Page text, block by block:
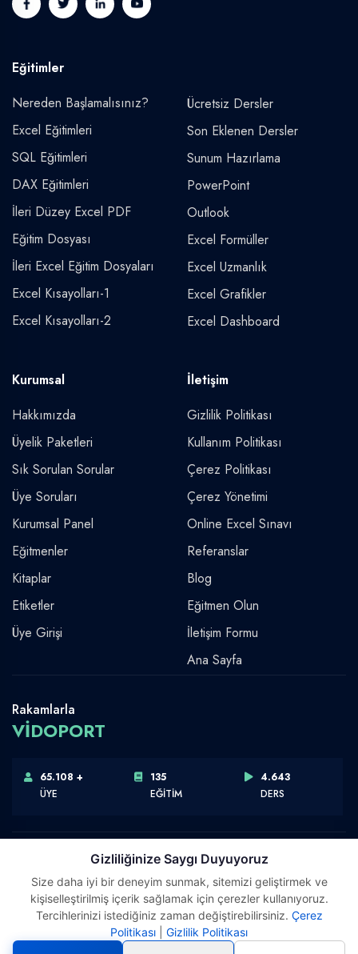
Eğitimler
Nereden Başlamalısınız?
Excel Eğitimleri
SQL Eğitimleri
DAX Eğitimleri
İleri Düzey Excel PDF
Eğitim Dosyası
İleri Excel Eğitim Dosyaları
Excel Kısayolları-1
Excel Kısayolları-2
Ücretsiz Dersler
Son Eklenen Dersler
Sunum Hazırlama
PowerPoint
Outlook
Excel Formüller
Excel Uzmanlık
Excel Grafikler
Excel Dashboard
Kurumsal
Hakkımızda
Üyelik Paketleri
Sık Sorulan Sorular
Üye Soruları
Kurumsal Panel
Eğitmenler
Kitaplar
Etiketler
Üye Girişi
İletişim
Gizlilik Politikası
Kullanım Politikası
Çerez Politikası
Çerez Yönetimi
Online Excel Sınavı
Referanslar
Blog
Eğitmen Olun
İletişim Formu
Ana Sayfa
Rakamlarla
VİDOPORT
65.108 +
ÜYE
135
EĞİTİM
4.643
DERS
Telif Hakkı © 2026 Vidoport, Inc.
Software,Design & Development:Webimonline
Gizliliğinize Saygı Duyuyoruz
Size daha iyi bir deneyim sunmak, sitemizi geliştirmek ve
kişiselleştirilmiş içerik sağlamak için çerezler kullanıyoruz.
Tercihlerinizi istediğiniz zaman değiştirebilirsiniz. Çerez
Politikası
Gizlilik Politikası